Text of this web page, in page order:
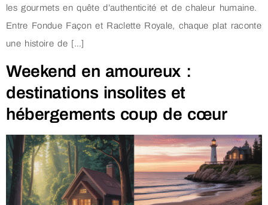
les gourmets en quête d’authenticité et de chaleur humaine.
Entre Fondue Façon et Raclette Royale, chaque plat raconte
une histoire de […]
Weekend en amoureux :
destinations insolites et
hébergements coup de cœur